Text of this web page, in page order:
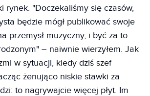
rynek. "Doczekaliśmy się czasów,
będzie mógł publikować swoje
przemysł muzyczny, i być za to
– naiwnie wierzyłem. Jak
w sytuacji, kiedy dziś szef
żenująco niskie stawki za
to nagrywajcie więcej płyt. Im